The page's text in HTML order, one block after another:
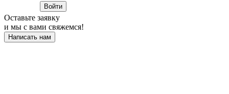
Оставьте заявку
и мы с вами свяжемся!
Написать нам